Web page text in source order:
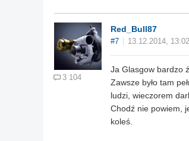
3 104
Red_Bull87
#7 13.12.2014, 13:02
Ja Glasgow bardzo
Zawsze było tam
ludzi, wieczorem
Chodź nie powiem,
koleś.